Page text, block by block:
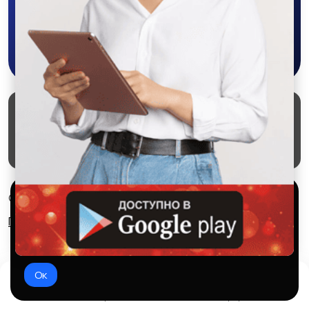
Скачать в Google Play
Маркеты Блог
О проекте
Служба поддержки
Удаление аккаунта
Партнерка
© 2026 SALEX МАРКЕТ
Правила сервиса
Конфиденциальность
Используем куки и рекомендательные
технологии
Это чтобы сайт работал лучше. Оставаясь с нами, вы
соглашаетесь на использование файлов куки.
Ок